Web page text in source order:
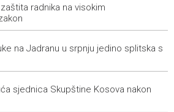
first direct EU funding for UNESCO
an open dialogue with all
ostaje u MotoGP kalendaru do
radnika na visokim
na Jadranu u srpnju jedino splitska s
sjednica Skupštine Kosova nakon